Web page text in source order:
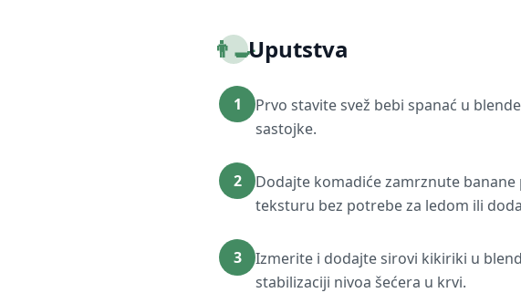
👨‍🍳Uputstva
1
Prvo stavite svež bebi spanać u
sastojke.
2
Dodajte komadiće zamrznute
teksturu bez potrebe za ledom ili
3
Izmerite i dodajte sirovi kikiriki u
stabilizaciji nivoa šećera u krvi.